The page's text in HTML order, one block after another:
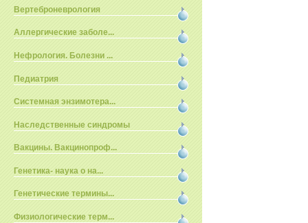
Вертеброневрология
Аллергические заболе...
Нефрология. Болезни ...
Педиатрия
Системная энзимотера...
Наследственные синдромы
Вакцины. Вакцинопроф...
Генетика- наука о на...
Генетические термины...
Физиологические терм...